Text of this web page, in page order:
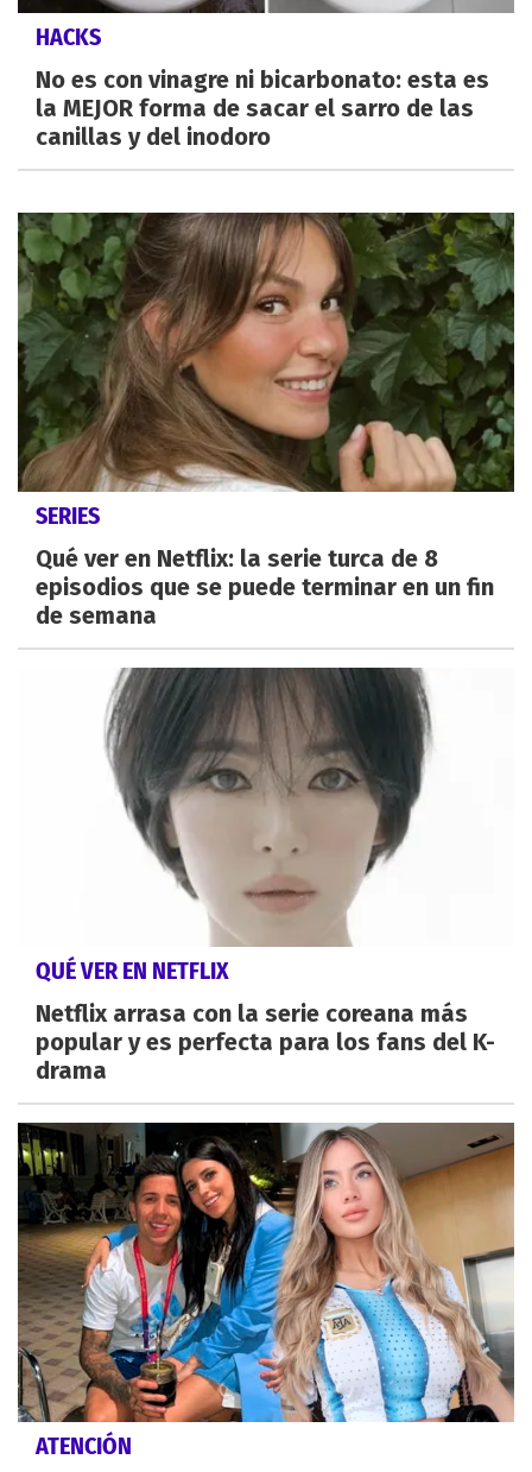
HACKS
No es con vinagre ni bicarbonato: esta es
la MEJOR forma de sacar el sarro de las
canillas y del inodoro
SERIES
Qué ver en Netflix: la serie turca de 8
episodios que se puede terminar en un fin
de semana
QUÉ VER EN NETFLIX
Netflix arrasa con la serie coreana más
popular y es perfecta para los fans del K-
drama
ATENCIÓN